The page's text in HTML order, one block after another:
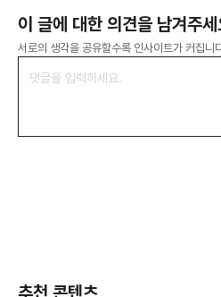
이 글에 대한 의견을 남겨주세
서로의 생각을 공유할수록 인사이트가 커집니